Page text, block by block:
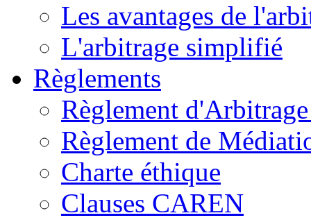
Les avantages de
L'arbitrage simplifié
Règlements
Règlement
Règlement de
Charte éthique
Clauses CAREN